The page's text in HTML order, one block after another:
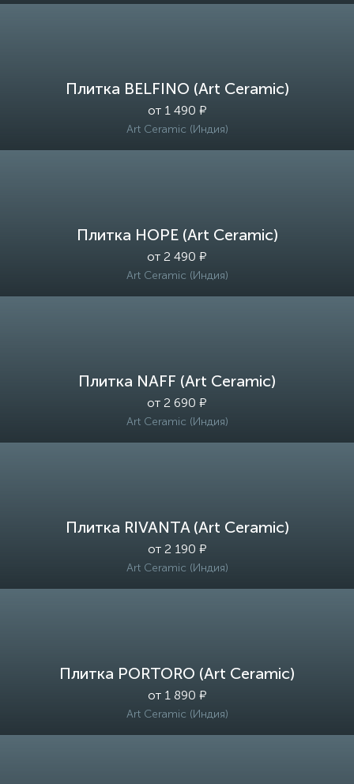
Плитка BELFINO (Art Ceramic)
от 1 490 ₽
Art Ceramic (Индия)
Плитка HOPE (Art Ceramic)
от 2 490 ₽
Art Ceramic (Индия)
Плитка NAFF (Art Ceramic)
от 2 690 ₽
Art Ceramic (Индия)
Плитка RIVANTA (Art Ceramic)
от 2 190 ₽
Art Ceramic (Индия)
Плитка PORTORO (Art Ceramic)
от 1 890 ₽
Art Ceramic (Индия)